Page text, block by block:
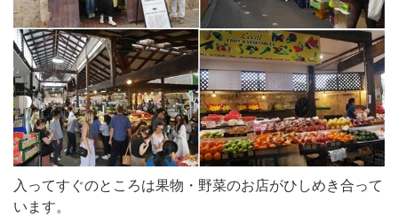
入ってすぐのところは果物・野菜のお店がひしめき合って
います。